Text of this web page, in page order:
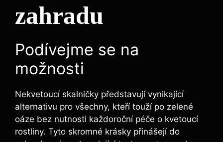
zahradu
Podívejme se⁢ na⁣
možnosti
Nekvetoucí⁤ skalničky představují vynikající
alternativu pro všechny, kteří touží po zelené
oáze bez nutnosti každoroční péče o kvetoucí
rostliny.​ Tyto skromné​ krásky přinášejí do⁤